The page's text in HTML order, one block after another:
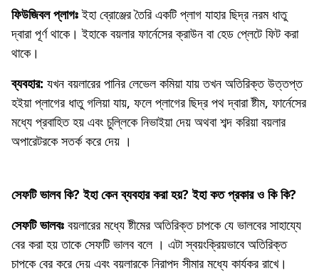
ফিউজিবল প্লাগঃইহা ব্রোঞ্জের তৈরি একটি প্লাগ যাহার ছিদ্র নরম ধাতু
দ্বারা পূর্ণ থাকে। ইহাকে বয়লার ফার্নেসের ক্রাউন বা হেড প্লেটে ফিট করা
থাকে।
ব্যবহার: যখন বয়লারের পানির লেভেল কমিয়া যায় তখন অতিরিক্ত উত্তপ্ত
হইয়া প্লাগের ধাতু গলিয়া যায়, ফলে প্লাগের ছিদ্র পথ দ্বারা ষ্টীম, ফার্নেসের
মধ্যে প্রবাহিত হয় এবং চুল্লিকে নিভাইয়া দেয় অথবা শব্দ করিয়া বয়লার
অপারেটরকে সতর্ক করে দেয় ।
সেফটি ভালব কি? ইহা কেন ব্যবহার করা হয়? ইহা কত প্রকার ও কি কি?
সেফটি ভালবঃ বয়লারের মধ্যে ষ্টীমের অতিরিক্ত চাপকে যে ভালবের সাহায্যে
বের করা হয় তাকে সেফটি ভালব বলে । এটা স্বয়ংক্রিয়ভাবে অতিরিক্ত
চাপকে বের করে দেয় এবং বয়লারকে নিরাপদ সীমার মধ্যে কার্যকর রাখে।